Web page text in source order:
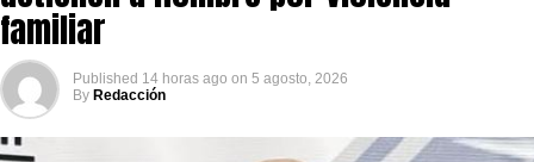
familiar
Published 14 horas ago on 5 agosto, 2026
By Redacción